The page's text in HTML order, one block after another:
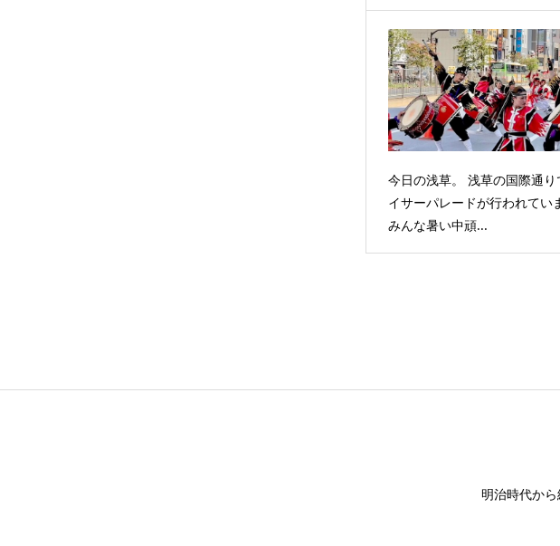
今日の浅草。 浅草の国際通り
イサーパレードが行われてい
みんな暑い中頑...
明治時代から